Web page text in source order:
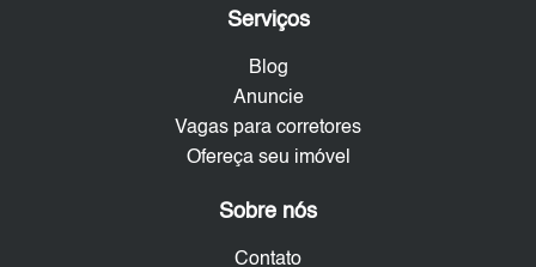
Serviços
Blog
Anuncie
Vagas para corretores
Ofereça seu imóvel
Sobre nós
Contato